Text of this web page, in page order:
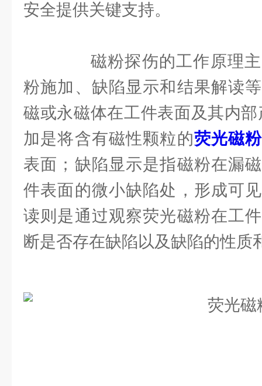
安全提供关键支持。
磁粉探伤的工作原理主
粉施加、缺陷显示和结果解读
磁或永磁体在工件表面及其内
加是将含有磁性颗粒的荧光磁粉
表面；缺陷显示是指磁粉在漏
件表面的微小缺陷处，形成可
读则是通过观察荧光磁粉在工
断是否存在缺陷以及缺陷的性质